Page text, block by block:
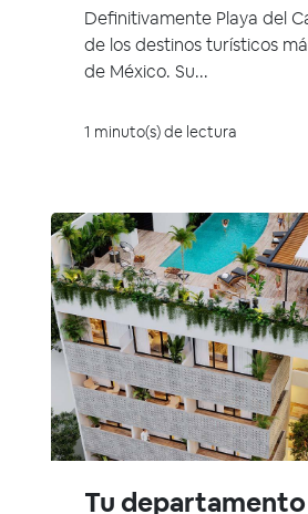
Definitivamente Playa del
de los destinos turísticos
de México. Su...
1 minuto(s) de lectura
Tu departamento